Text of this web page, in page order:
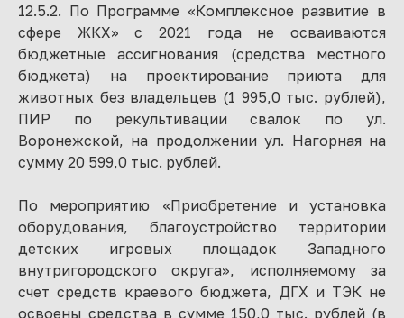
12.5.2. По Программе «Комплексное развитие в
сфере ЖКХ» с 2021 года не осваиваются
бюджетные ассигнования (средства местного
бюджета) на проектирование приюта для
животных без владельцев (1 995,0 тыс. рублей),
ПИР по рекультивации свалок по ул.
Воронежской, на продолжении ул. Нагорная на
сумму 20 599,0 тыс. рублей.
По мероприятию «Приобретение и установка
оборудования, благоустройство территории
детских игровых площадок Западного
внутригородского округа», исполняемому за
счет средств краевого бюджета, ДГХ и ТЭК не
освоены средства в сумме 150,0 тыс. рублей (в